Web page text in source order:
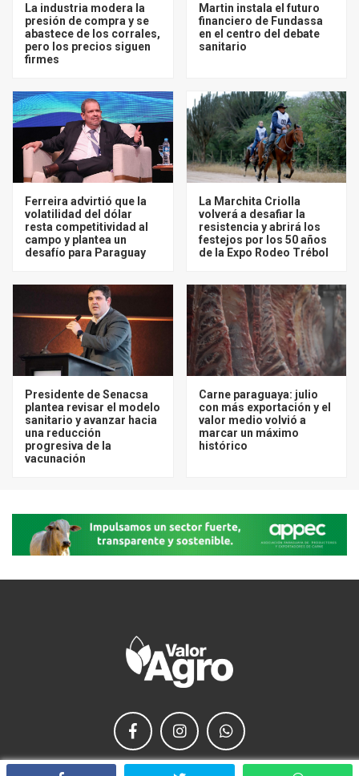
La industria modera la
presión de compra y se
abastece de los corrales,
pero los precios siguen
firmes
Martin instala el futuro
financiero de Fundassa
en el centro del debate
sanitario
Ferreira advirtió que la
volatilidad del dólar
resta competitividad al
campo y plantea un
desafío para Paraguay
La Marchita Criolla
volverá a desafiar la
resistencia y abrirá los
festejos por los 50 años
de la Expo Rodeo Trébol
Presidente de Senacsa
plantea revisar el modelo
sanitario y avanzar hacia
una reducción
progresiva de la
vacunación
Carne paraguaya: julio
con más exportación y el
valor medio volvió a
marcar un máximo
histórico